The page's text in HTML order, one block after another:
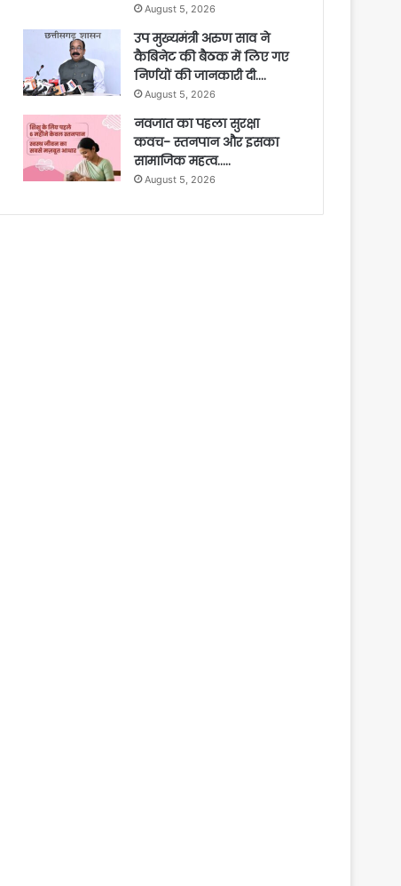
August 5, 2026
उप मुख्यमंत्री अरुण साव ने
कैबिनेट की बैठक में लिए गए
निर्णयों की जानकारी दी….
August 5, 2026
नवजात का पहला सुरक्षा
कवच- स्तनपान और इसका
सामाजिक महत्व…..
August 5, 2026